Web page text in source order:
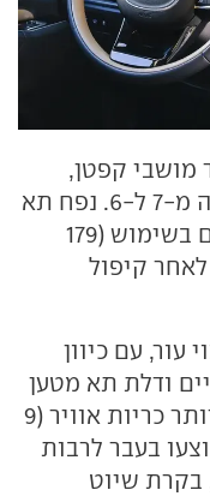
מושבי קפטן,
ובכך קטן מספר מקומות הישיבה מ-7 ל-6. נפח תא
המטען נותר זהה כשכל המושבים בשימוש (179
גדל ב-205 ליטר לאחר קיפול
עור, עם כיוון
ודלת תא מטען
חשמלית. מערך הבטיחות כולל יותר כריות אוויר (9
בעבר לרבות
בקרת שיוט